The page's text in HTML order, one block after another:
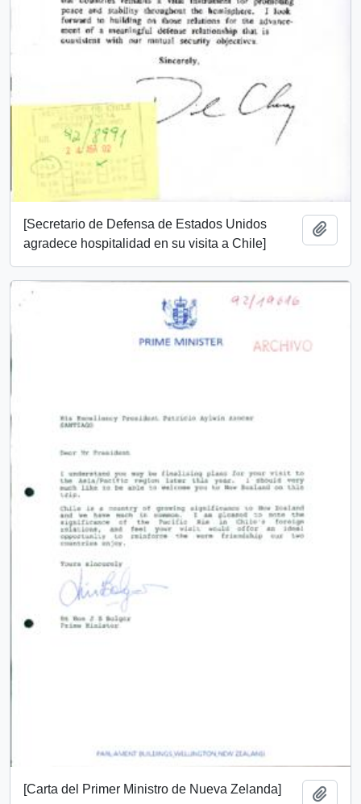
[Secretario de Defensa de Estados Unidos
agradece hospitalidad en su visita a Chile]
[Carta del Primer Ministro de Nueva Zelanda]